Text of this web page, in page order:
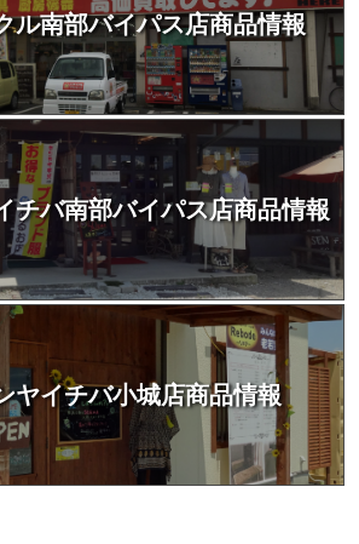
ル南部バイパス店商品情報
チバ南部バイパス店商品情報
ヤイチバ小城店商品情報